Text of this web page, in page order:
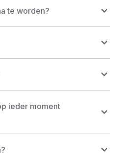
te worden?
ieder moment